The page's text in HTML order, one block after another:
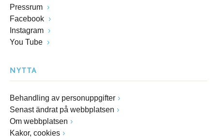
Pressrum
Facebook
Instagram
You Tube
NYTTA
Behandling av personuppgifter
Senast ändrat på webbplatsen
Om webbplatsen
Kakor, cookies